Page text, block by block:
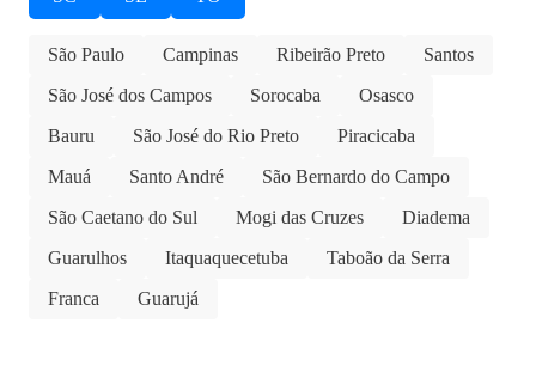
São Paulo Campinas Ribeirão Preto
Santos
São José dos Campos
Sorocaba
Osasco
Bauru
São José do Rio Preto
Piracicaba
Mauá
Santo André
São Bernardo do Campo
São Caetano do Sul
Mogi das Cruzes
Diadema
Guarulhos
Itaquaquecetuba
Taboão da Serra
Franca
Guarujá